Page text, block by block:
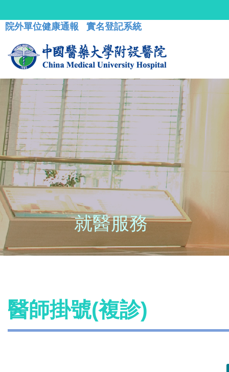
院外單位健康通報 實名登記系統
就醫服務
醫師掛號(複診)